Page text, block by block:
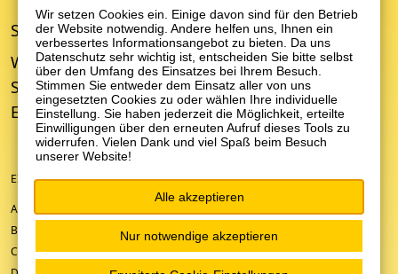
STANDORTE
Winnenden
Schwäbisch Gmünd
Ellwangen
EIN UNTERNEHMEN DER ZFP-GRUPPE BADEN-WÜRTTEMBERG
ANFAHRT/KONTAKT
BARRIEREFREIHEIT
COOKIE-EINSTELLUNGEN
Wir setzen Cookies ein. Einige davon sind für den Betrieb
der Website notwendig. Andere helfen uns, Ihnen ein
verbessertes Informationsangebot zu bieten. Da uns
Datenschutz sehr wichtig ist, entscheiden Sie bitte selbst
über den Umfang des Einsatzes bei Ihrem Besuch.
Stimmen Sie entweder dem Einsatz aller von uns
eingesetzten Cookies zu oder wählen Ihre individuelle
Einstellung. Sie haben jederzeit die Möglichkeit, erteilte
Einwilligungen über den erneuten Aufruf dieses Tools zu
widerrufen. Vielen Dank und viel Spaß beim Besuch
unserer Website!
Alle akzeptieren
Nur notwendige akzeptieren